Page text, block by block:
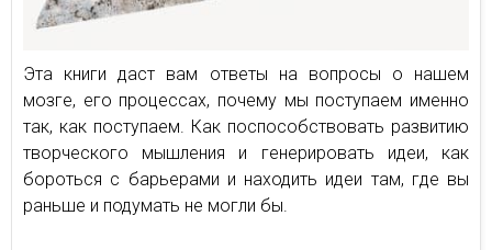
Эта книги даст вам ответы на вопросы о нашем
мозге, его процессах, почему мы поступаем именно
так, как поступаем. Как поспособствовать развитию
творческого мышления и генерировать идеи, как
бороться с барьерами и находить идеи там, где вы
раньше и подумать не могли бы.